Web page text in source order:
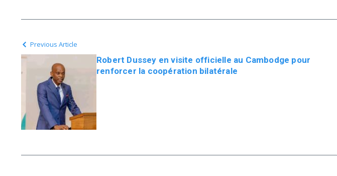
Previous Article
Robert Dussey en visite officielle au Cambodge pour
renforcer la coopération bilatérale